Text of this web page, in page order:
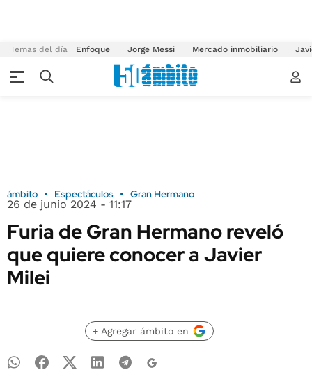
Temas del día Enfoque Jorge Messi Mercado inmobiliario
ámbito Espectáculos Gran Hermano
26 de junio 2024 - 11:17
Furia de Gran Hermano reveló
que quiere conocer a Javier
Milei
+ Agregar ámbito en